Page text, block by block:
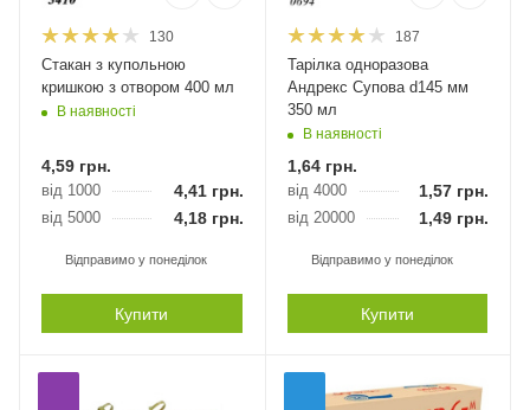
130
Стакан з купольною
кришкою з отвором 400 мл
В наявності
4,59 грн.
від 1000 4,41грн.
від 5000 4,18грн.
Відправимо у понеділок
Купити
187
Тарілка одноразова
Андрекс Супова d145 мм
350 мл
В наявності
1,64грн.
від 4000 1,57 грн.
від 20000 1,49 грн.
Відправимо у понеділок
Купити